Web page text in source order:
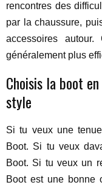
rencontres des
par la chaussure,
accessoires
généralement plus
Choisis la boot
style
Si tu veux une
Boot. Si tu veux
Boot. Si tu veux un
Boot est une bonne